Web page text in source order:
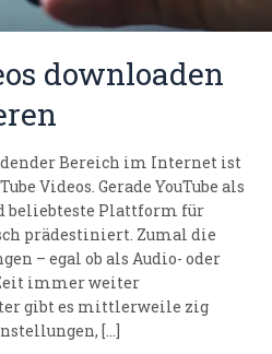
downloaden
Bereich im Internet ist
Videos. Gerade YouTube als
beliebteste Plattform für
prädestiniert. Zumal die
– egal ob als Audio- oder
immer weiter
gibt es mittlerweile zig
[…]